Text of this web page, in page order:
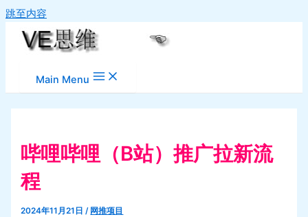
跳至内容
Main Menu
哔哩哔哩（B站）推广拉新流
程
2024年11月21日/ 网推项目